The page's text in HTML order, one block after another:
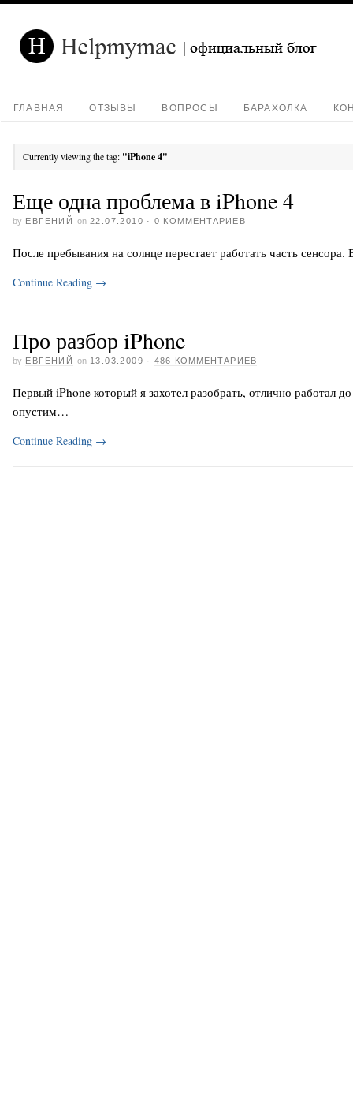
ГЛАВНАЯ ОТЗЫВЫ ВОПРОСЫ БАРАХОЛКА
Currently viewing the tag: "iPhone 4"
Еще одна проблема в iPhone 4
by ЕВГЕНИЙ on 22.07.2010 ·0 КОММЕНТАРИЕВ
После пребывания на солнце перестает работать часть
Continue Reading →
Про разбор iPhone
by ЕВГЕНИЙ on 13.03.2009 ·486 КОММЕНТАРИЕВ
Первый iPhone который я захотел разобрать, отлично работал
опустим…
Continue Reading →